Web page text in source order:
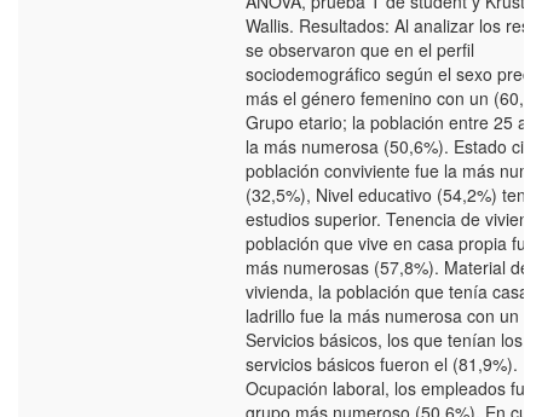
Wallis. Resultados: Al analizar los
se observaron que en el perfil
sociodemográfico según el sexo
más el género femenino con un
Grupo etario; la población entre 25 a
la más numerosa (50,6%). Estado
población conviviente fue la más
(32,5%), Nivel educativo (54,2%) tenía
estudios superior. Tenencia de
población que vive en casa propia
más numerosas (57,8%). Material de
vivienda, la población que tenía casa
ladrillo fue la más numerosa con un
Servicios básicos, los que tenían los
servicios básicos fueron el (81,9%).
Ocupación laboral, los empleados